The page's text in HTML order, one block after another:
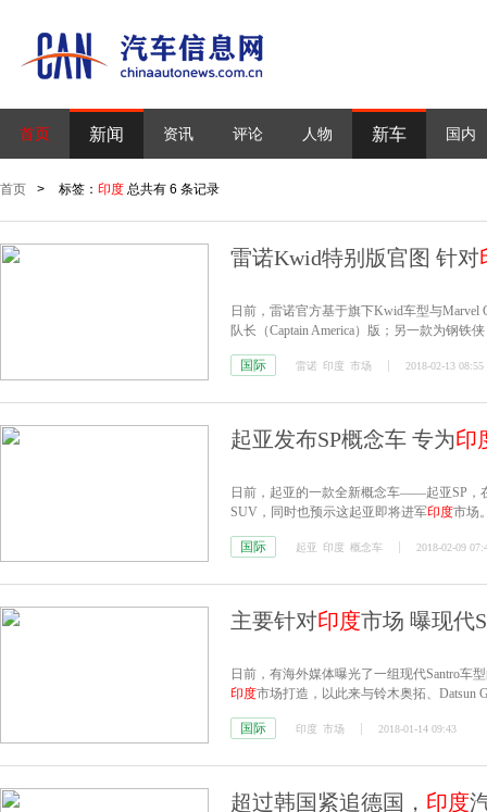
首页 新闻 资讯 评论 人物 新车 国内
首页 > 标签： 印度 总共有 6 条记录
雷诺Kwid特别版官图 针对
日前，雷诺官方基于旗下Kwid车型与
队长（Captain America）版；另一款为钢铁
国际
雷诺 印度 市场 2018-02-13 08:55
起亚发布SP概念车 专为印
日前，起亚的一款全新概念车——起亚SP，
SUV，同时也预示这起亚即将进军印度市场
国际 起亚 印度 概念车 2018-02-09
主要针对印度市场 曝现代
日前，有海外媒体曝光了一组现代Santro车
印度市场打造，以此来与铃木奥拓、Datsun
国际 印度 市场 2018-01-14 09:43
超过韩国紧追德国， 印度